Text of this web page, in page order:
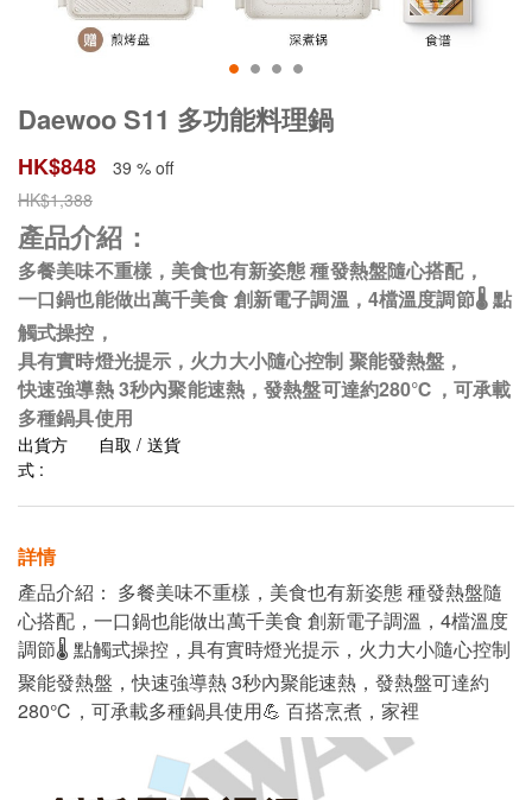
Daewoo S11 多功能料理鍋
HK$848
39 % off
HK$1,388
產品介紹：
多餐美味不重樣，美食也有新姿態 種發熱盤隨心搭配，
一口鍋也能做出萬千美食 創新電子調溫，4檔溫度調節🌡️ 點
觸式操控，
具有實時燈光提示，火力大小隨心控制 聚能發熱盤，
快速強導熱 3秒內聚能速熱，發熱盤可達約280℃，可承載
多種鍋具使用
出貨方
式 :
自取 / 送貨
詳情
產品介紹： 多餐美味不重樣，美食也有新姿態 種發熱盤隨
心搭配，一口鍋也能做出萬千美食 創新電子調溫，4檔溫度
調節🌡️ 點觸式操控，具有實時燈光提示，火力大小隨心控制
聚能發熱盤，快速強導熱 3秒內聚能速熱，發熱盤可達約
280℃，可承載多種鍋具使用💪 百搭烹煮，家裡